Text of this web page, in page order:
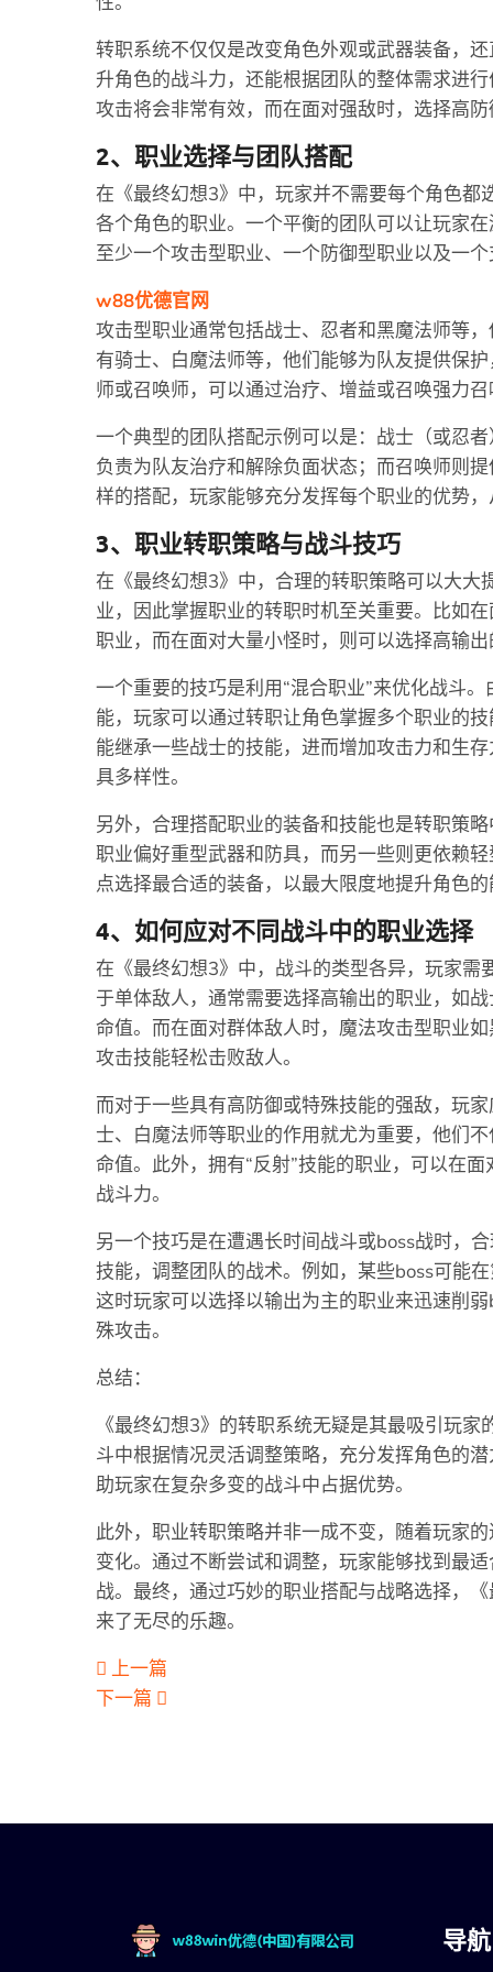
转职系统不仅仅是改变角色外观或武器装备，
升角色的战斗力，还能根据团队的整体需求进
攻击将会非常有效，而在面对强敌时，选择高
2、职业选择与团队搭配
在《最终幻想3》中，玩家并不需要每个角色
各个角色的职业。一个平衡的团队可以让玩家
至少一个攻击型职业、一个防御型职业以及一
w88优德官网
攻击型职业通常包括战士、忍者和黑魔法师等
有骑士、白魔法师等，他们能够为队友提供保
师或召唤师，可以通过治疗、增益或召唤强力
一个典型的团队搭配示例可以是：战士（或忍
负责为队友治疗和解除负面状态；而召唤师则
样的搭配，玩家能够充分发挥每个职业的优势
3、职业转职策略与战斗技巧
在《最终幻想3》中，合理的转职策略可以大
业，因此掌握职业的转职时机至关重要。比如
职业，而在面对大量小怪时，则可以选择高输
一个重要的技巧是利用“混合职业”来优化战斗
能，玩家可以通过转职让角色掌握多个职业的
能继承一些战士的技能，进而增加攻击力和生
具多样性。
另外，合理搭配职业的装备和技能也是转职策
职业偏好重型武器和防具，而另一些则更依赖
点选择最合适的装备，以最大限度地提升角色
4、如何应对不同战斗中的职业选择
在《最终幻想3》中，战斗的类型各异，玩家
于单体敌人，通常需要选择高输出的职业，如
命值。而在面对群体敌人时，魔法攻击型职业
攻击技能轻松击败敌人。
而对于一些具有高防御或特殊技能的强敌，玩
士、白魔法师等职业的作用就尤为重要，他们
命值。此外，拥有“反射”技能的职业，可以在
战斗力。
另一个技巧是在遭遇长时间战斗或boss战时，
技能，调整团队的战术。例如，某些boss可能
这时玩家可以选择以输出为主的职业来迅速削
殊攻击。
总结：
《最终幻想3》的转职系统无疑是其最吸引玩
斗中根据情况灵活调整策略，充分发挥角色的
助玩家在复杂多变的战斗中占据优势。
此外，职业转职策略并非一成不变，随着玩家
变化。通过不断尝试和调整，玩家能够找到最
战。最终，通过巧妙的职业搭配与战略选择，
来了无尽的乐趣。
上一篇
下一篇
导航